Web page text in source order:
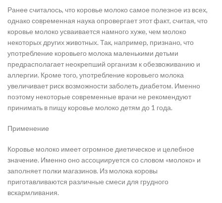
Ранее считалось, что коровье молоко самое полезное из всех,
однако современная наука опровергает этот факт, считая, что
коровье молоко усваивается намного хуже, чем молоко
некоторых других животных. Так, например, признано, что
употребление коровьего молока маленькими детьми
предрасполагает неокрепший организм к обезвоживанию и
аллергии. Кроме того, употребление коровьего молока
увеличивает риск возможности заболеть диабетом. Именно
поэтому некоторые современные врачи не рекомендуют
принимать в пищу коровье молоко детям до 1 года.
Применение
Коровье молоко имеет огромное диетическое и целебное
значение. Именно оно ассоциируется со словом «молоко» и
заполняет полки магазинов. Из молока коровы
приготавливаются различные смеси для грудного
вскармливания.